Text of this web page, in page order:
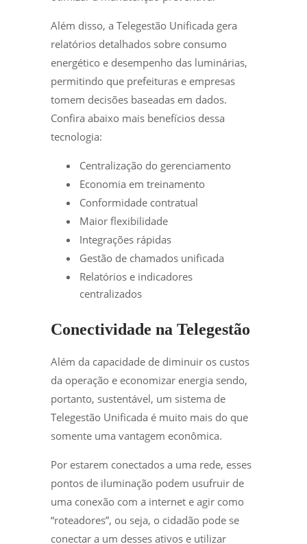
Além disso, a Telegestão Unificada gera
relatórios detalhados sobre consumo
energético e desempenho das luminárias,
permitindo que prefeituras e empresas
tomem decisões baseadas em dados.
Confira abaixo mais benefícios dessa
tecnologia:
Centralização do gerenciamento
Economia em treinamento
Conformidade contratual
Maior flexibilidade
Integrações rápidas
Gestão de chamados unificada
Relatórios e indicadores
centralizados
Conectividade na Telegestão
Além da capacidade de diminuir os custos
da operação e economizar energia sendo,
portanto, sustentável, um sistema de
Telegestão Unificada é muito mais do que
somente uma vantagem econômica.
Por estarem conectados a uma rede, esses
pontos de iluminação podem usufruir de
uma conexão com a internet e agir como
“roteadores”, ou seja, o cidadão pode se
conectar a um desses ativos e utilizar